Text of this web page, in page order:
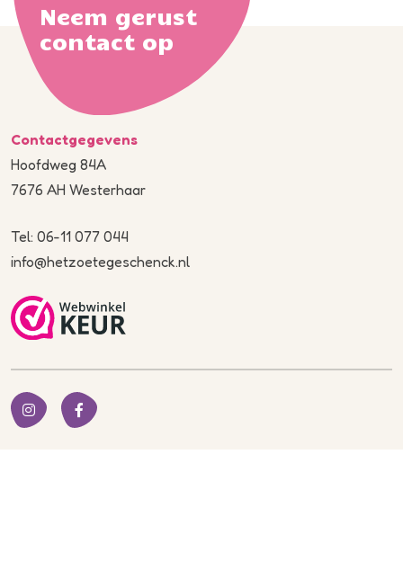
Neem gerust
contact op
Contactgegevens
Hoofdweg 84A
7676 AH Westerhaar
Tel: 06-11 077 044
info@hetzoetegeschenck.nl